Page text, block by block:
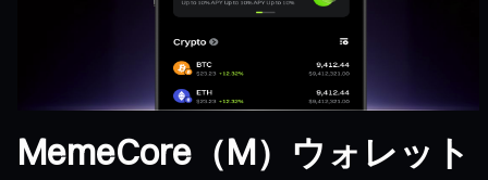
MemeCore（M）ウォレット